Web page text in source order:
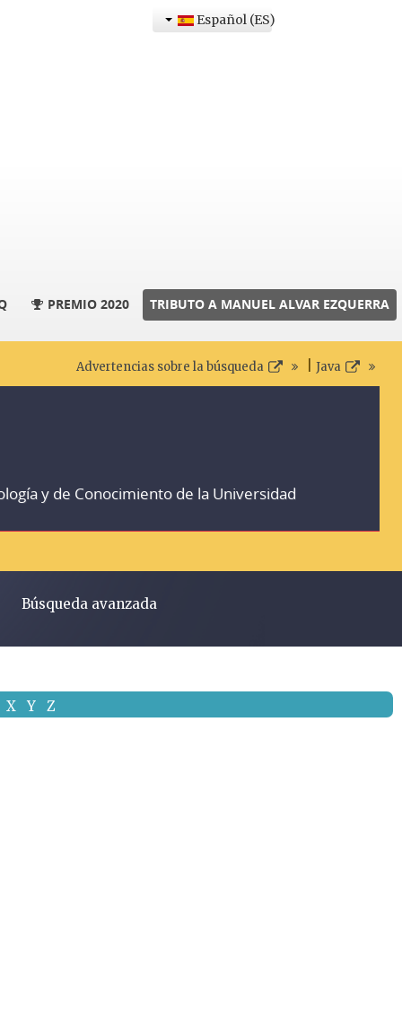
Español (ES)
PREMIO 2020 TRIBUTO A MANUEL ALVAR EZQUERRA
Advertencias sobre la búsqueda Java
y de Conocimiento de la Universidad
Búsqueda avanzada
X Y Z